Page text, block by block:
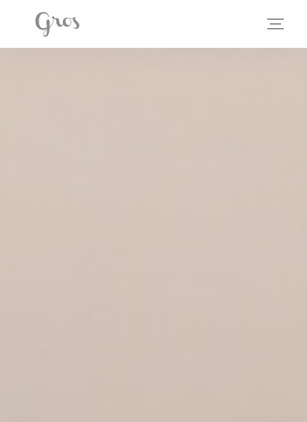
Personnalisation de vos choix en matière de cookies